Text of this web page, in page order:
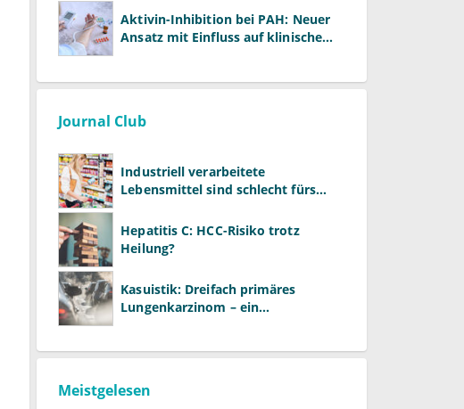
Aktivin-Inhibition bei PAH: Neuer
Ansatz mit Einfluss auf klinische
Journal Club
Industriell verarbeitete
Lebensmittel sind schlecht fürs
Hepatitis C: HCC-Risiko trotz
Heilung?
Kasuistik: Dreifach primäres
Lungenkarzinom – ein
Meistgelesen